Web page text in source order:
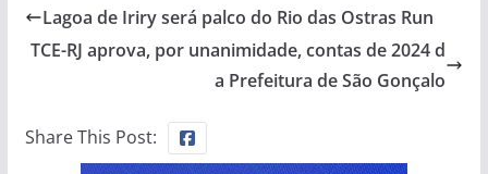
Lagoa de Iriry será palco do Rio das Ostras Run
TCE-RJ aprova, por unanimidade, contas de 2024 d
a Prefeitura de São Gonçalo
Share This Post: